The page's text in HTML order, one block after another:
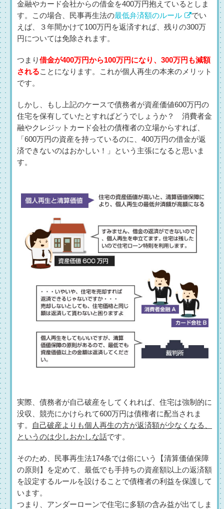
金融やカード会社からの借金を400万円抱えているとしま
す。この場合、民事再生法の最低弁済額のルール
でい
えば、３年間かけて100万円を返済すれば、残りの300万
円については免除されます。
つまり借金が400万円から100万円になり、300万円も減額
されることになります。これが個人再生の本来のメリット
です。
しかし、もし上記のケースで債務者が資産価値600万円の
住宅を保有していたとすればどうでしょうか？ 消費者金
融やクレジットカード会社の債権者の立場からすれば、
「600万円の資産を持っているのに、400万円の借金が返
済できないのはおかしい！」という主張になると思いま
す。
実際、債務者が自己破産をしてくれれば、住宅は強制的に
没収、競売にかけられて600万円は債権者に配当されま
す。
自己破産よりも個人再生の方が返済額が少なくなる、
というのは少しおかしな話です。
そのため、民事再生法174条では俗にいう【清算価値保障
の原則】を定めて、最低でも手持ちの資産額以上の返済額
を設定するルールを設けることで債権者の利益を保護して
います。
つまり、アンダーローンで住宅に多額の含み益が出てしま